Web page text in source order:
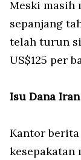
Meski masih
sepanjang
telah turun
US$125 per
Isu Dana
Kantor
kesepakatan